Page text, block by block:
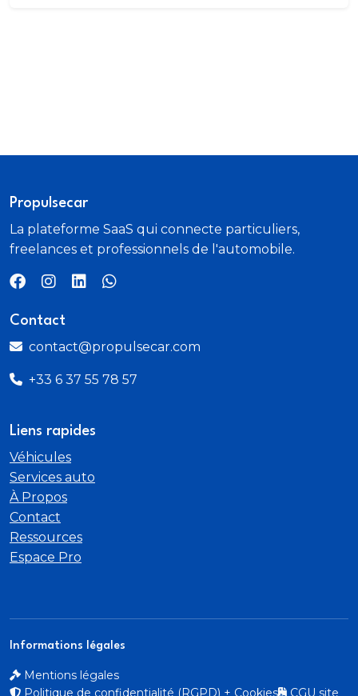
Propulsecar
La plateforme SaaS qui connecte particuliers,
freelances et professionnels de l'automobile.
Contact
contact@propulsecar.com
+33 6 37 55 78 57
Liens rapides
Véhicules
Services auto
À Propos
Contact
Ressources
Espace Pro
Informations légales
Mentions légales
Politique de confidentialité (RGPD) + Cookies
CGU site